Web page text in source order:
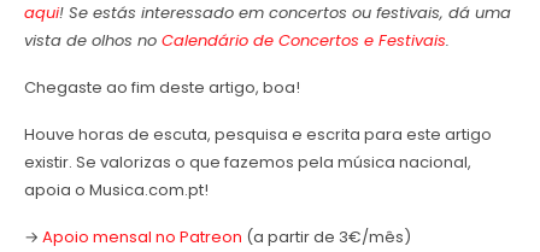
aqui! Se estás interessado em concertos ou festivais, dá uma
vista de olhos no Calendário de Concertos e Festivais.
Chegaste ao fim deste artigo, boa!
Houve horas de escuta, pesquisa e escrita para este artigo
existir. Se valorizas o que fazemos pela música nacional,
apoia o Musica.com.pt!
→ Apoio mensal no Patreon (a partir de 3€/mês)